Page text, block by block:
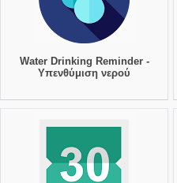
Water Drinking Reminder -
Υπενθύμιση νερού